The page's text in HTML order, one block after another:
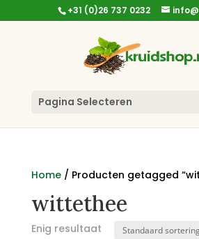
+31 (0)26 737 0232
Pagina Selecteren
Home/ Producten getagged
wittethee
Enig resultaat